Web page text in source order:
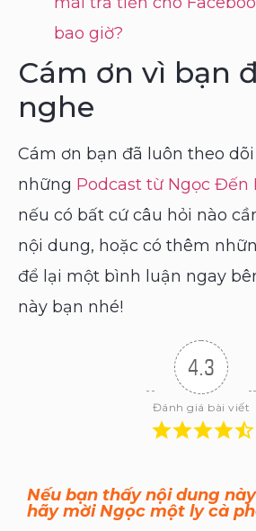
bao giờ?
Cám ơn vì bạn
nghe
Cám ơn bạn đã luôn theo
những Podcast từ Ngọc Đến
nếu có bất cứ câu hỏi nào
nội dung, hoặc có thêm
để lại một bình luận ngay
này bạn nhé!
4.3
Đánh giá bài viết
Nếu bạn thấy nội dung
hãy mời Ngọc một ly cà